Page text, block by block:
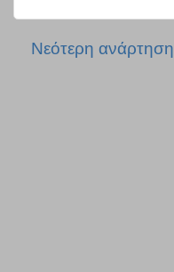
Νεότερη ανάρτηση